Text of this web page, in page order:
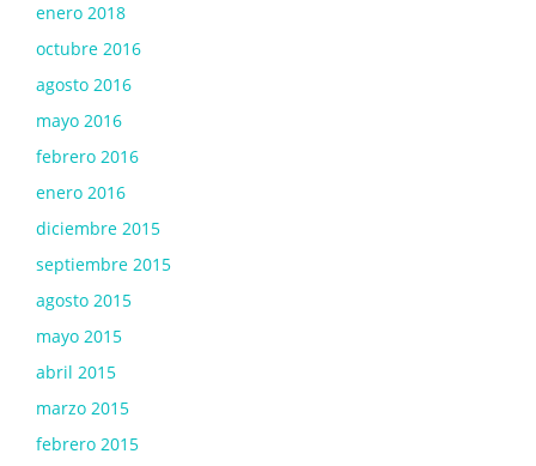
enero 2018
octubre 2016
agosto 2016
mayo 2016
febrero 2016
enero 2016
diciembre 2015
septiembre 2015
agosto 2015
mayo 2015
abril 2015
marzo 2015
febrero 2015